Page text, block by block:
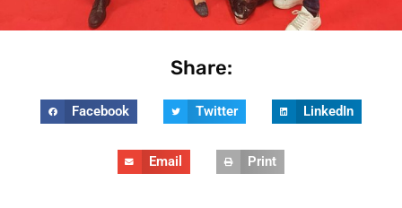
Share:
Facebook Twitter LinkedIn
Email Print